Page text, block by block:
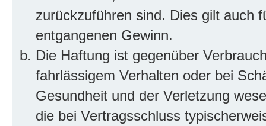
zurückzuführen sind. Dies gilt auch
entgangenen Gewinn.
Die Haftung ist gegenüber
fahrlässigem Verhalten oder bei
Gesundheit und der Verletzung
die bei Vertragsschluss